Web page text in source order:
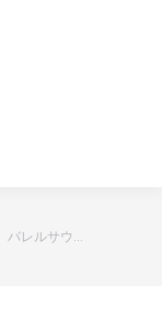
バレルサウ…